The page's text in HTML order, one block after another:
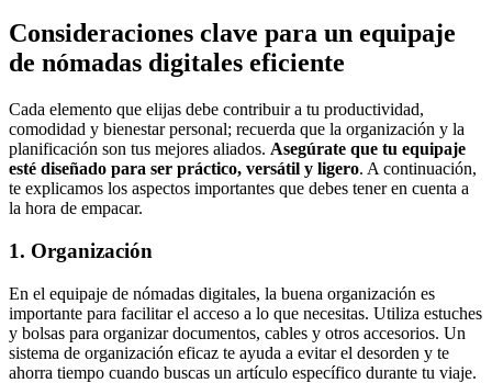
Consideraciones clave para un equipaje
de nómadas digitales eficiente
Cada elemento que elijas debe contribuir a tu productividad,
comodidad y bienestar personal; recuerda que la organización y la
planificación son tus mejores aliados. Asegúrate que tu equipaje
esté diseñado para ser práctico, versátil y ligero. A continuación,
te explicamos los aspectos importantes que debes tener en cuenta a
la hora de empacar.
1. Organización
En el equipaje de nómadas digitales, la buena organización es
importante para facilitar el acceso a lo que necesitas. Utiliza estuches
y bolsas para organizar documentos, cables y otros accesorios. Un
sistema de organización eficaz te ayuda a evitar el desorden y te
ahorra tiempo cuando buscas un artículo específico durante tu viaje.